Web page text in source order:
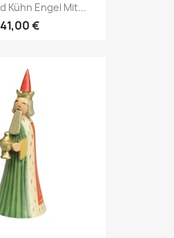
Kühn Engel Mit...
41,00 €